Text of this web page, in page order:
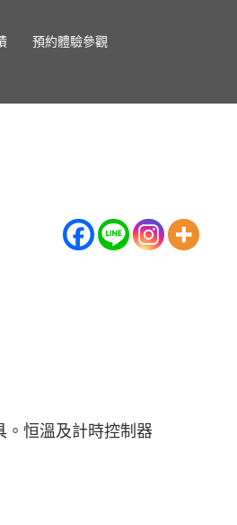
預約體驗參觀
恒溫及計時控制器